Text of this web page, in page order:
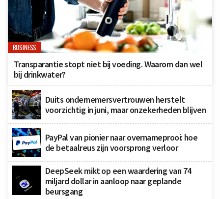
BUSINESS
Transparantie stopt niet bij voeding. Waarom dan wel
bij drinkwater?
Duits ondernemersvertrouwen herstelt
voorzichtig in juni, maar onzekerheden blijven
PayPal van pionier naar overnameprooi: hoe
de betaalreus zijn voorsprong verloor
DeepSeek mikt op een waardering van 74
miljard dollar in aanloop naar geplande
beursgang